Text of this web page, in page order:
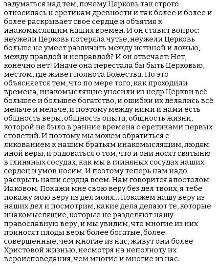
задуматься над тем, почему Церковь так строго
относилась к еретикам древности и так более и более и
более раскрывает свое сердце и объятия к
инакомыслящим наших времен. И он ставит вопрос:
неужели Церковь потеряла чутье, неужели Церковь
больше не умеет различить между истиной и ложью,
между правдой и неправдой? И он отвечает: Нет,
конечно нет! Иначе она перестала бы быть Церковью,
местом, где живет полнота Божества. Но это
объясняется тем, что по мере того, как проходили
времена, инакомыслящие уносили из недр Церкви всё
большее и большее богатство, и ошибки их делались всё
мельче и мельче, и поэтому между ними и нами есть
общность веры, общность опыта, общность жизни,
которой не было в ранние времена с еретиками первых
столетий. И поэтому мы можем обратиться с
ликованием к нашим братьям инакомыслящим, людям
иной веры, и радоваться о том, что и они носят святыню
в глиняных сосудах, как мы в глиняных сосудах наших
сердец и умов носим. И поэтому теперь нам надо
раскрыть наши сердца всем. Нам говорится апостолом
Иаковом: Покажи мне свою веру без дел твоих, я тебе
покажу мою веру из дел моих… Покажем нашу веру из
наших дел и посмотрим, какие дела делают те, которые
инакомыслящие, которые не разделяют нашу
православную веру, и мы увидим, что многие из них
приносят плоды веры более богатые, более
совершенные, чем многие из нас, живут они более
Христовой жизнью, несмотря на неполноту их
вероисповедания, чем многие и многие из нас.